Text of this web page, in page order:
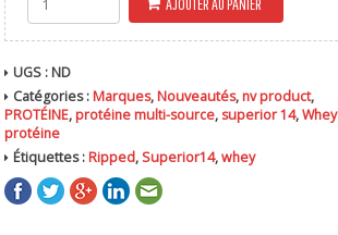
1,8kg
|
Superior14
AJOUTER AU PANIER
UGS : ND
Catégories : Marques, Nouveautés, nv product,
PROTÉINE, protéine multi-source, superior 14,Whey
protéine
Étiquettes : Ripped, Superior14,whey